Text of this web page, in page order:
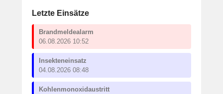
Letzte Einsätze
Brandmeldealarm
06.08.2026 10:52
Insekteneinsatz
04.08.2026 08:48
Kohlenmonoxidaustritt